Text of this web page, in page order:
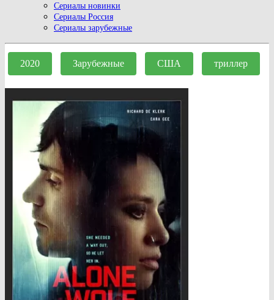
Сериалы новинки
Сериалы Россия
Сериалы зарубежные
Close
Button
2020 Зарубежные США триллер